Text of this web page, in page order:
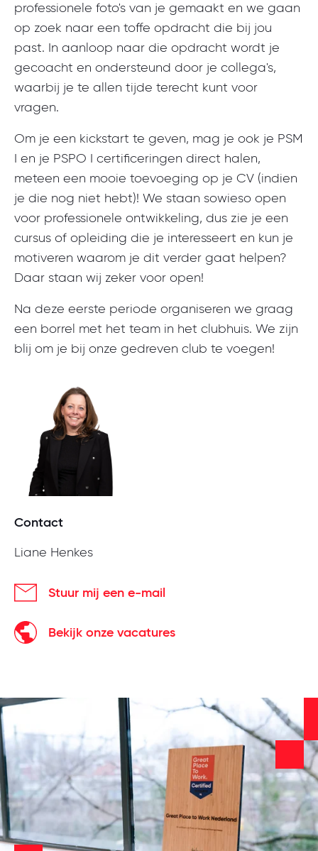
professionele foto's van je gemaakt en we gaan
op zoek naar een toffe opdracht die bij jou
past. In aanloop naar die opdracht wordt je
gecoacht en ondersteund door je collega's,
waarbij je te allen tijde terecht kunt voor
vragen.
Om je een kickstart te geven, mag je ook je PSM
I en je PSPO I certificeringen direct halen,
meteen een mooie toevoeging op je CV (indien
je die nog niet hebt)! We staan sowieso open
voor professionele ontwikkeling, dus zie je een
cursus of opleiding die je interesseert en kun je
motiveren waarom je dit verder gaat helpen?
Daar staan wij zeker voor open!
Na deze eerste periode organiseren we graag
een borrel met het team in het clubhuis. We zijn
blij om je bij onze gedreven club te voegen!
Contact
Liane Henkes
Stuur mij een e-mail
Bekijk onze vacatures